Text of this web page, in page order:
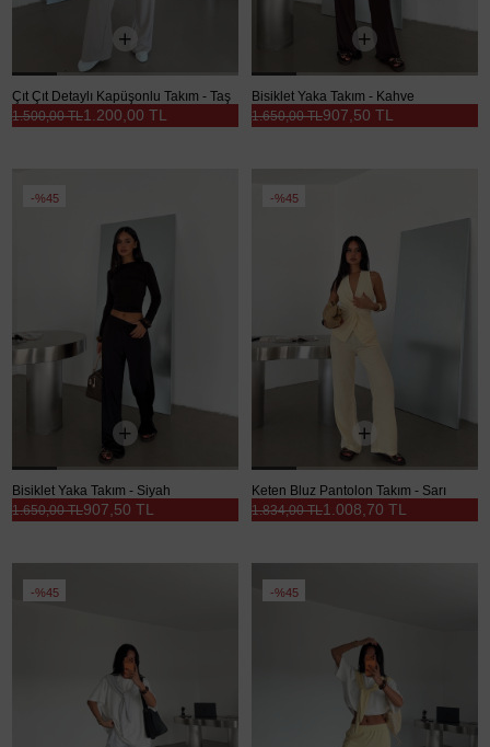
Çıt Çıt Detaylı Kapüşonlu Takım - Taş
1.200,00 TL
1.500,00 TL
Bisiklet Yaka Takım - Kahve
907,50 TL
1.650,00 TL
%45
Bisiklet Yaka Takım - Siyah
907,50 TL
1.650,00 TL
%45
Keten Bluz Pantolon Takım - Sarı
1.008,70 TL
1.834,00 TL
%45 %45